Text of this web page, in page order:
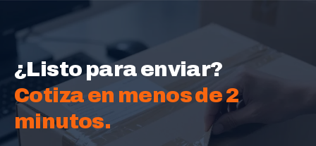
¿Listo para enviar?
Cotiza en menos de 2
minutos.